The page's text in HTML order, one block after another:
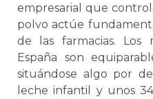
empresarial que
polvo actúe
de las farmacias. Los
España son
situándose algo por
leche infantil y unos